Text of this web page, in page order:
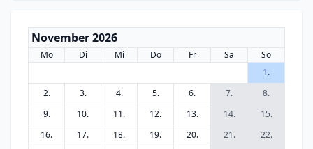
November 2026
Mo Di Mi Do Fr Sa
So
1.
2.
3. 4. 5. 6. 7.
8.
9.
10. 11. 12. 13. 14.
15.
16.
17. 18. 19. 20. 21.
22.